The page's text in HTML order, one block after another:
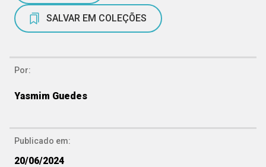
SALVAR EM COLEÇÕES
Por:
Yasmim Guedes
Publicado em:
20/06/2024